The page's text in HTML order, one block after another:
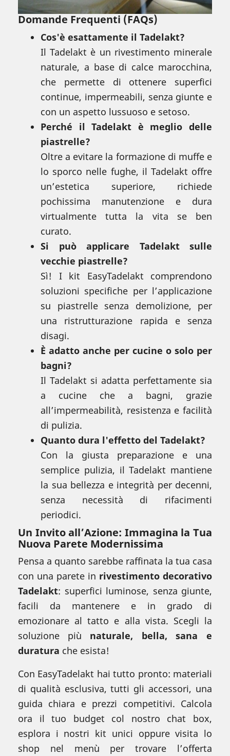
Domande Frequenti (FAQs)
Cos'è esattamente il Tadelakt?
Il Tadelakt è un rivestimento minerale
naturale, a base di calce marocchina,
che permette di ottenere superfici
continue, impermeabili, senza giunte e
con un aspetto lussuoso e setoso.
Perché il Tadelakt è meglio delle
piastrelle?
Oltre a evitare la formazione di muffe e
lo sporco nelle fughe, il Tadelakt offre
un’estetica superiore, richiede
pochissima manutenzione e dura
virtualmente tutta la vita se ben
curato.
Si può applicare Tadelakt sulle
vecchie piastrelle?
Sì! I kit EasyTadelakt comprendono
soluzioni specifiche per l’applicazione
su piastrelle senza demolizione, per
una ristrutturazione rapida e senza
disagi.
È adatto anche per cucine o solo per
bagni?
Il Tadelakt si adatta perfettamente sia
a cucine che a bagni, grazie
all’impermeabilità, resistenza e facilità
di pulizia.
Quanto dura l'effetto del Tadelakt?
Con la giusta preparazione e una
semplice pulizia, il Tadelakt mantiene
la sua bellezza e integrità per decenni,
senza necessità di rifacimenti
periodici.
Un Invito all’Azione: Immagina la Tua
Nuova Parete Modernissima
Pensa a quanto sarebbe raffinata la tua casa
con una parete in rivestimento decorativo
Tadelakt: superfici luminose, senza giunte,
facili da mantenere e in grado di
emozionare al tatto e alla vista. Scegli la
soluzione più naturale, bella, sana e
duratura che esista!
Con EasyTadelakt hai tutto pronto: materiali
di qualità esclusiva, tutti gli accessori, una
guida chiara e prezzi competitivi. Calcola
ora il tuo budget col nostro chat box,
esplora i nostri kit unici oppure visita lo
shop nel menù per trovare l’offerta